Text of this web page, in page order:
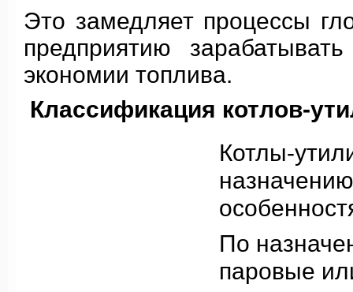
Это замедляет процессы
предприятию
экономии топлива.
Классификация котлов-
Котлы-
По
паровые